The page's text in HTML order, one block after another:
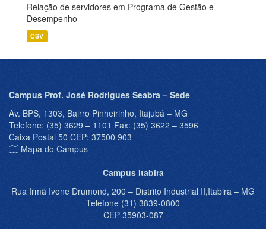
Relação de servidores em Programa de Gestão e
Desempenho
CSV
Campus Prof. José Rodrigues Seabra – Sede
Av. BPS, 1303, Bairro Pinheirinho, Itajubá – MG
Telefone: (35) 3629 – 1101 Fax: (35) 3622 – 3596
Caixa Postal 50 CEP: 37500 903
Mapa do Campus
Campus Itabira
Rua Irmã Ivone Drumond, 200 – Distrito Industrial II,Itabira – MG
Telefone (31) 3839-0800
CEP 35903-087